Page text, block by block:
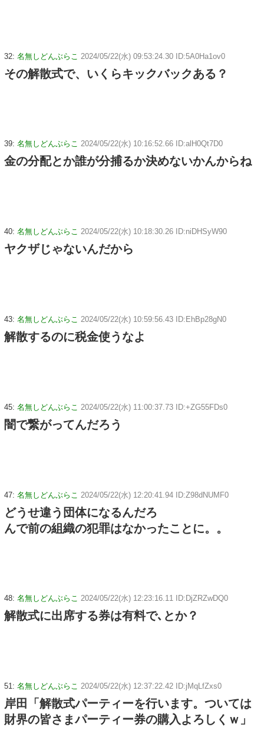
32: 名無しどんぶらこ 2024/05/22(水) 09:53:24.30 ID:5A0Ha1ov0
その解散式で、いくらキックバックある？
39: 名無しどんぶらこ 2024/05/22(水) 10:16:52.66 ID:alH0Qt7D0
金の分配とか誰が分捕るか決めないかんからね
40: 名無しどんぶらこ 2024/05/22(水) 10:18:30.26 ID:niDHSyW90
ヤクザじゃないんだから
43: 名無しどんぶらこ 2024/05/22(水) 10:59:56.43 ID:EhBp28gN0
解散するのに税金使うなよ
45: 名無しどんぶらこ 2024/05/22(水) 11:00:37.73 ID:+ZG55FDs0
闇で繋がってんだろう
47: 名無しどんぶらこ 2024/05/22(水) 12:20:41.94 ID:Z98dNUMF0
どうせ違う団体になるんだろ
んで前の組織の犯罪はなかったことに。。
48: 名無しどんぶらこ 2024/05/22(水) 12:23:16.11 ID:DjZRZwDQ0
解散式に出席する券は有料で､とか？
51: 名無しどんぶらこ 2024/05/22(水) 12:37:22.42 ID:jMqLfZxs0
岸田「解散式パーティーを行います。ついては
財界の皆さまパーティー券の購入よろしくｗ」